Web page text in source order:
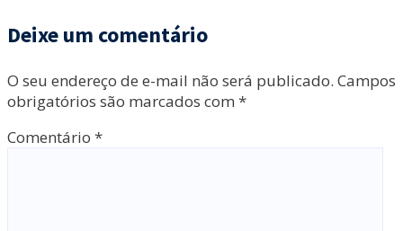
Deixe um comentário
O seu endereço de e-mail não será publicado. Campos
obrigatórios são marcados com *
Comentário *